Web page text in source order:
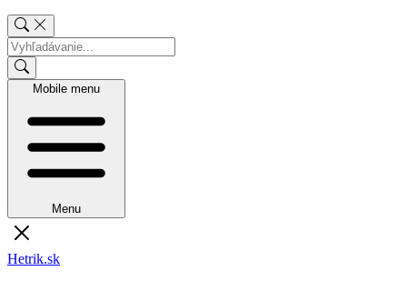
Mobile menu
Menu
Hetrik.sk